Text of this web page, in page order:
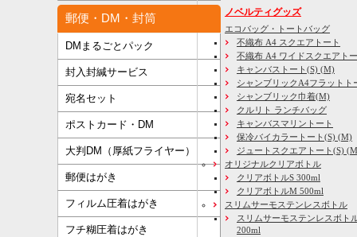
郵便・DM・封筒
DMまるごとパック
封入封緘サービス
宛名セット
ポストカード・DM
大判DM（厚紙フライヤー）
郵便はがき
フィルム圧着はがき
フチ糊圧着はがき
ノベルティグッズ
エコバッグ・トートバッグ
不織布 A4 スクエアトート
不織布 A4 ワイドスクエアト
キャンバストート(S) (M)
シャンブリックA4フラットト
シャンブリック巾着(M)
クルリト ランチバッグ
キャンバスマリントート
保冷バイカラートート(S) (M)
ジュートスクエアトート(S)
オリジナルクリアボトル
クリアボトルS 300ml
クリアボトルM 500ml
スリムサーモステンレスボトル
スリムサーモステンレスボト
200ml